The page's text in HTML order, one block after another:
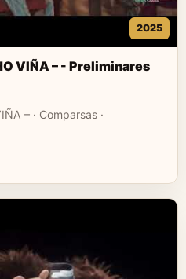
2025
VIÑA – - Preliminares
– · Comparsas ·